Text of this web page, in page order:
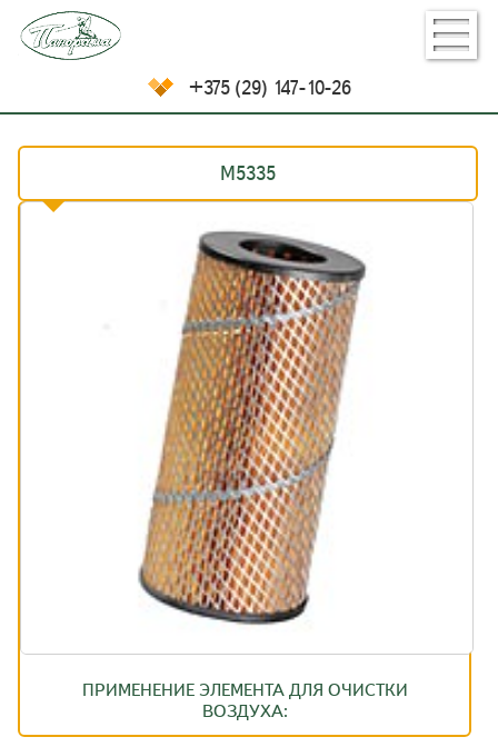
+375 (29) 147-10-26
М5335
ПРИМЕНЕНИЕ ЭЛЕМЕНТА ДЛЯ ОЧИСТКИ
ВОЗДУХА: